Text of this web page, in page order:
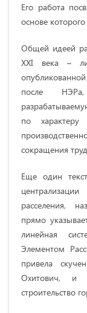
Его работа
основе
Общей идеей
XXI века –
после
по характеру
сокращения
Еще один
расселения,
прямо
линейная
Элементом
привела
Охитович, и
строительство